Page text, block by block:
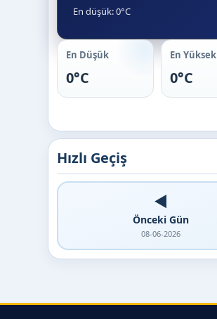
En düşük: 0°C
En Düşük
0°C
En Yüksek
0°C
Hızlı Geçiş
◀️
Önceki Gün
08-06-2026